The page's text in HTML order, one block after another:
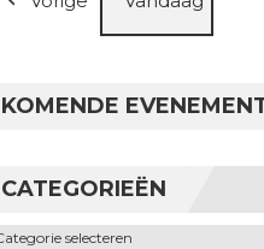
KOMENDE
CATEGORIEËN